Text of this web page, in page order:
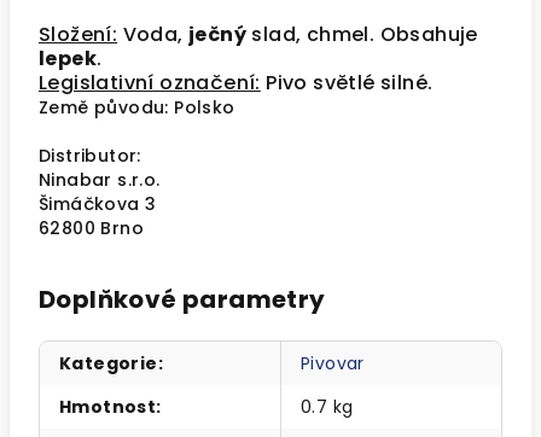
Složení: Voda, ječný slad, chmel. Obsahuje
lepek.
Legislativní označení: Pivo světlé silné.
Země původu: Polsko
Distributor:
Ninabar s.r.o.
Šimáčkova 3
62800 Brno
Doplňkové parametry
Kategorie:
Pivovar
Hmotnost:
0.7 kg